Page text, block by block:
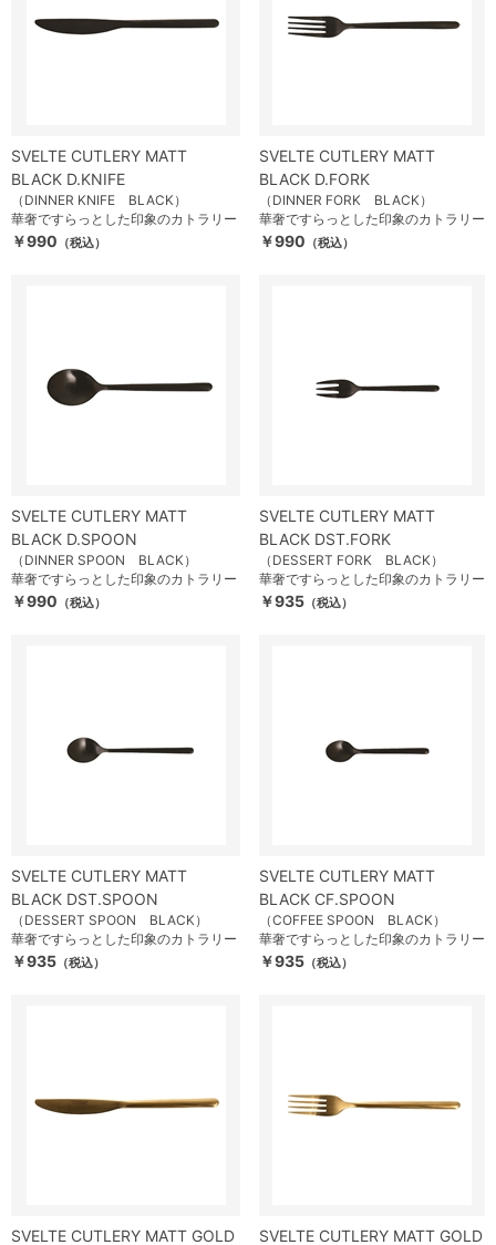
SVELTE CUTLERY MATT
BLACK D.KNIFE
（DINNER KNIFE BLACK）
華奢ですらっとした印象のカトラリー
￥990 （税込）
SVELTE CUTLERY MATT
BLACK D.FORK
（DINNER FORK BLACK）
華奢ですらっとした印象のカトラリー
￥990 （税込）
SVELTE CUTLERY MATT
BLACK D.SPOON
（DINNER SPOON BLACK）
華奢ですらっとした印象のカトラリー
￥990 （税込）
SVELTE CUTLERY MATT
BLACK DST.FORK
（DESSERT FORK BLACK）
華奢ですらっとした印象のカトラリー
￥935 （税込）
SVELTE CUTLERY MATT
BLACK DST.SPOON
（DESSERT SPOON BLACK）
華奢ですらっとした印象のカトラリー
￥935 （税込）
SVELTE CUTLERY MATT
BLACK CF.SPOON
（COFFEE SPOON BLACK）
華奢ですらっとした印象のカトラリー
￥935 （税込）
SVELTE CUTLERY MATT GOLD
SVELTE CUTLERY MATT GOLD